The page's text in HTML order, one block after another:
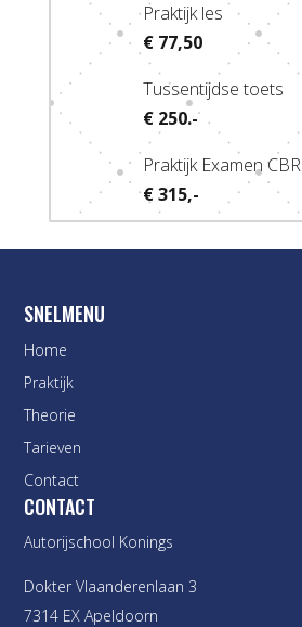
Praktijk les
€ 77,50
Tussentijdse toets
€ 250.-
Praktijk Examen CBR
€ 315,-
SNELMENU
Home
Praktijk
Theorie
Tarieven
Contact
CONTACT
Autorijschool Konings
Dokter Vlaanderenlaan 3
7314 EX Apeldoorn